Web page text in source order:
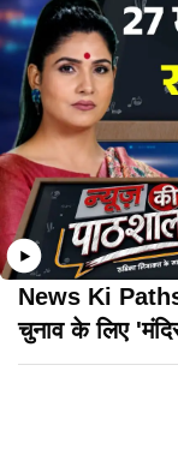
News Ki
चुनाव के लिए